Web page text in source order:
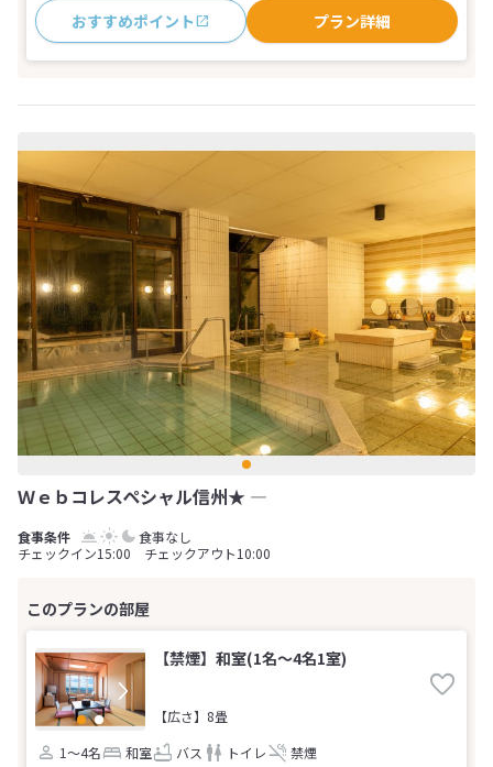
おすすめポイント プラン詳細
Ｗｅｂコレスペシャル信州★ ―
食事なし
チェックイン15:00 チェックアウト10:00
【禁煙】和室(1名～4名1室)
【広さ】8畳
1～4名
和室 バス トイレ 禁煙